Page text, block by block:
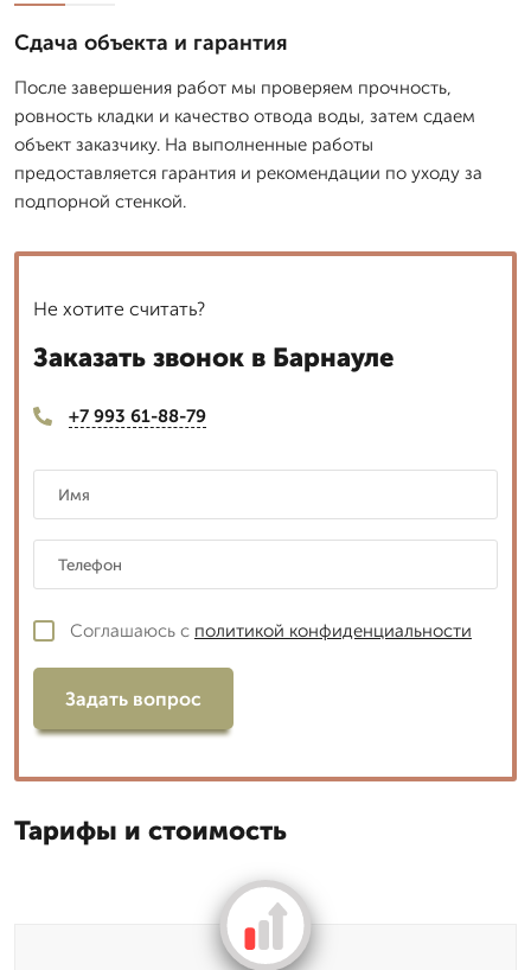
Сдача объекта и гарантия
После завершения работ мы проверяем прочность,
ровность кладки и качество отвода воды, затем сдаем
объект заказчику. На выполненные работы
предоставляется гарантия и рекомендации по уходу за
подпорной стенкой.
Не хотите считать?
Заказать звонок в Барнауле
+7 993 61-88-79
Соглашаюсь с политикой конфиденциальности
Задать вопрос
Тарифы и стоимость